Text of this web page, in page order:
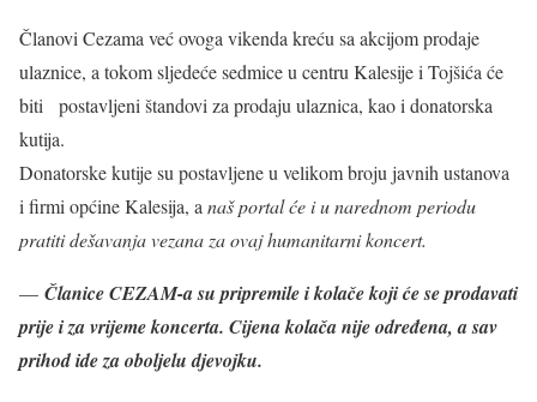
Članovi Cezama već ovoga vikenda kreću sa akcijom prodaje
ulaznice, a tokom sljedeće sedmice u centru Kalesije i Tojšića će
biti postavljeni štandovi za prodaju ulaznica, kao i donatorska
kutija.
Donatorske kutije su postavljene u velikom broju javnih ustanova
i firmi općine Kalesija, a naš portal će i u narednom periodu
pratiti dešavanja vezana za ovaj humanitarni koncert.
— Članice CEZAM-a su pripremile i kolače koji će se prodavati
prije i za vrijeme koncerta. Cijena kolača nije određena, a sav
prihod ide za oboljelu djevojku.